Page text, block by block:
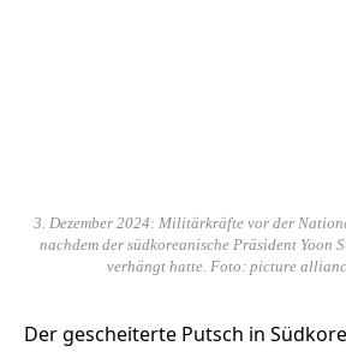
3. Dezember 2024: Militärkräfte vor der
nachdem der südkoreanische Präsident Yoon
verhängt hatte. Foto: picture
Der gescheiterte Putsch in